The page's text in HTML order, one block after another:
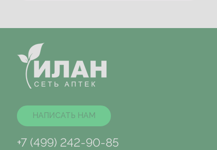
НАПИСАТЬ НАМ
+7 (499) 242-90-85